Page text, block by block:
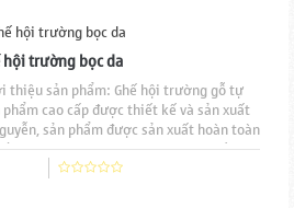
hội trường bọc da
thiệu sản phẩm: Ghế hội trường gỗ tự
cao cấp được thiết kế và sản xuất
sản phẩm được sản xuất hoàn toàn
cao, đường nét đục chạm tinh tế. Mặt
đúc, bọc nỉ.Chất liệu gỗ tự nhiên 100%